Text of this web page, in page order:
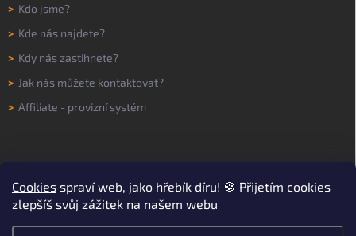
Cookies spraví web, jako hřebík díru! 🍪 Přijetím cookies
zlepšíš svůj zážitek na našem webu
> Kdo jsme?
> Kde nás najdete?
> Kdy nás zastihnete?
> Jak nás můžete kontaktovat?
> Affiliate - provizní systém